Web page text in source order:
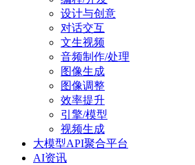
设计与创意
对话交互
文生视频
音频制作/处理
图像生成
图像调整
效率提升
引擎/模型
视频生成
大模型API聚合平台
AI资讯